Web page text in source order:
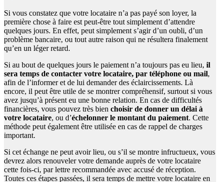
Si vous constatez que votre locataire n’a pas payé son loyer, la
première chose à faire est peut-être tout simplement d’attendre
quelques jours. En effet, peut simplement s’agir d’un oubli, d’un
problème bancaire, ou tout autre raison qui ne résultera finalement
qu’en un léger retard.
Si au bout de quelques jours le paiement n’a toujours pas eu lieu, il
sera temps de contacter votre locataire, par téléphone ou mail,
afin de l’informer et de lui demander des éclaircissements. Là
encore, il peut être utile de se montrer compréhensif, surtout si vous
avez jusqu’à présent eu une bonne relation. En cas de difficultés
financières, vous pouvez très bien choisir de donner un délai à
votre locataire, ou d’échelonner le montant du paiement. Cette
méthode peut également être utilisée en cas de rappel de charges
important.
Si cet échange ne peut avoir lieu, ou s’il se montre infructueux, vous
devrez alors renouveler votre demande auprès de votre locataire
cette fois-ci, par lettre recommandée avec accusé de réception.
Toutes ces étapes passées, il sera temps de mettre votre locataire en